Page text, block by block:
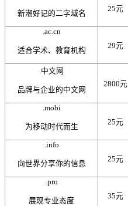
新潮好记的二字域名
25元
.ac.cn
适合学术、教育机构
29元
.中文网
品牌与企业的中文网
2800元
.mobi
为移动时代而生
25元
.info
向世界分享你的信息
25元
.pro
展现专业态度
35元